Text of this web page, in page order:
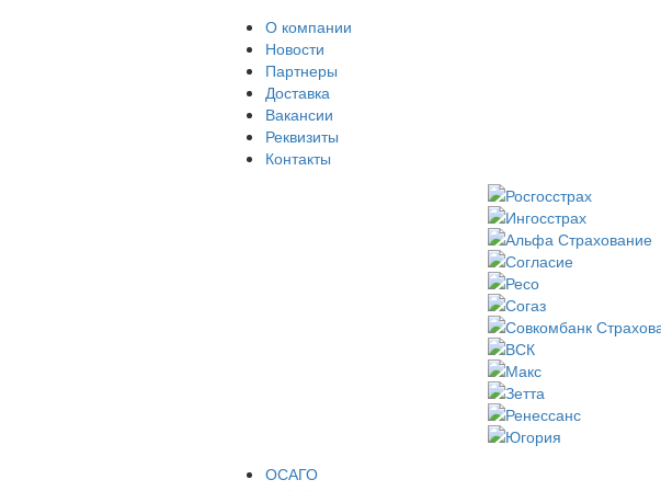
О компании
Новости
Партнеры
Доставка
Вакансии
Реквизиты
Контакты
ОСАГО